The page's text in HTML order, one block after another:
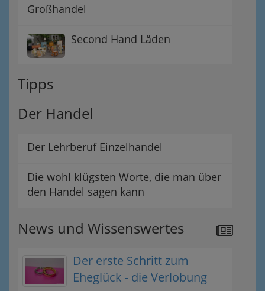
Großhandel
Second Hand Läden
Tipps
Der Handel
Der Lehrberuf Einzelhandel
Die wohl klügsten Worte, die man über
den Handel sagen kann
News und Wissenswertes
Der erste Schritt zum
Eheglück - die Verlobung